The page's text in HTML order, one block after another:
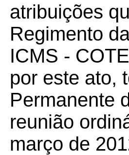
atribuições
Regimento
ICMS -
por este ato,
Permanente
reunião
março de